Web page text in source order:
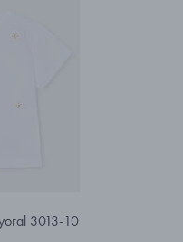
3013-10